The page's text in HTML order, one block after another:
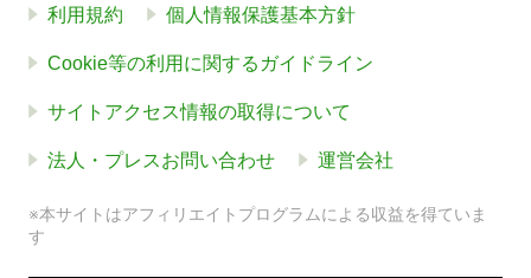
利用規約 個人情報保護基本方針
Cookie等の利用に関するガイドライン
サイトアクセス情報の取得について
法人・プレスお問い合わせ 運営会社
※本サイトはアフィリエイトプログラムによる収益を得ていま
す